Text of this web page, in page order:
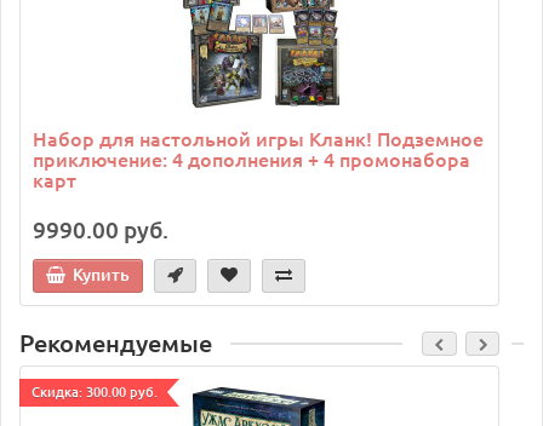
Набор для настольной игры Кланк! Подземное
приключение: 4 дополнения + 4 промонабора
карт
9990.00 руб.
Купить
Рекомендуемые
Cкидка: 300.00 руб.